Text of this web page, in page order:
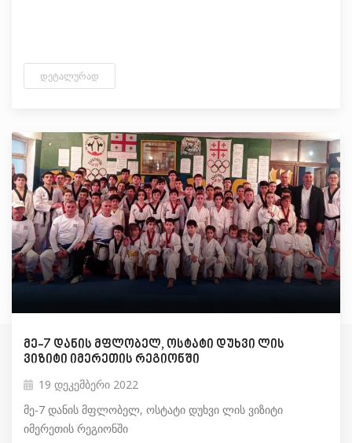
ᲓᲔᲢᲐᲚᲣᲠᲐᲓ
მე-7 დანის მფლობელ, ოსტატი დუხვი ლის
ვიზიტი იმერეთის რეგიონში
19 დეკემბერი 2022
მე-7 დანის მფლობელ, ოსტატი დუხვი ლის ვიზიტი
იმერეთის რეგიონში